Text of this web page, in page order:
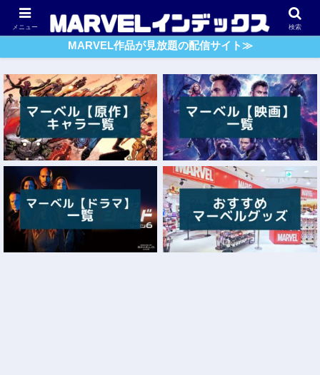
アベンジャーズ スパイダーマン ガーディアンズ・O・G
MARVEL作品が見放題の配信サイト≫
メニュー 検索